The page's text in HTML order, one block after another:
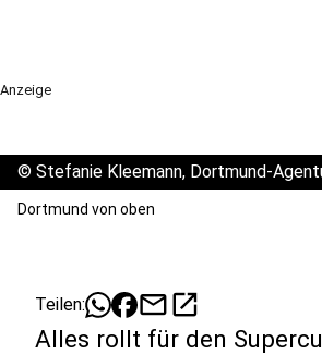
Anzeige
© Stefanie Kleemann, Dortmund-
Dortmund von oben
Teilen: mailopen_in_new
Alles rollt für den